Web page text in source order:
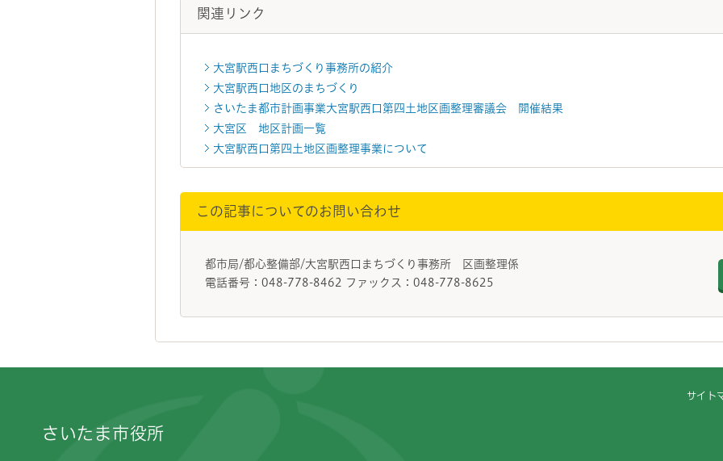
関連リンク
大宮駅西口まちづくり事務所の紹介
大宮駅西口地区のまちづくり
さいたま都市計画事業大宮駅西口第四土地区画整理審議会 開催結果
大宮区 地区計画一覧
大宮駅西口第四土地区画整理事業について
この記事についてのお問い合わせ
都市局/都心整備部/大宮駅西口まちづくり事務所 区画整理係
電話番号：048-778-8462 ファックス：048-778-8625
サイト
さいたま市役所